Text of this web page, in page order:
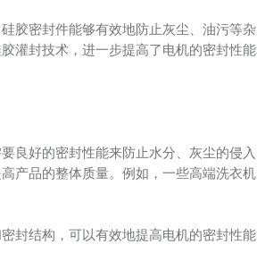
胶密封件能够有效地防止灰尘、油污等
灌封技术，进一步提高了电机的密封性
良好的密封性能来防止水分、灰尘的侵
产品的整体质量。例如，一些高端洗衣
封结构，可以有效地提高电机的密封性